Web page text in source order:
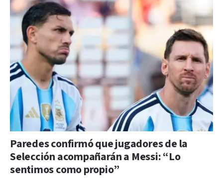
Paredes confirmó que jugadores de la
Selección acompañarán a Messi: “Lo
sentimos como propio”